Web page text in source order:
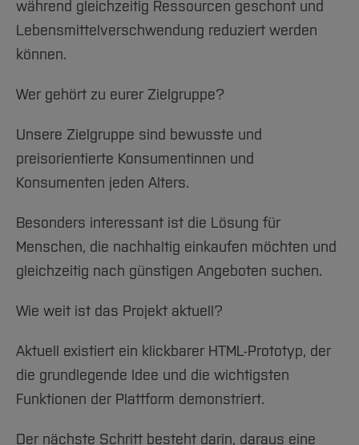
während gleichzeitig Ressourcen geschont und
Lebensmittelverschwendung reduziert werden
können.
Wer gehört zu eurer Zielgruppe?
Unsere Zielgruppe sind bewusste und
preisorientierte Konsumentinnen und
Konsumenten jeden Alters.
Besonders interessant ist die Lösung für
Menschen, die nachhaltig einkaufen möchten und
gleichzeitig nach günstigen Angeboten suchen.
Wie weit ist das Projekt aktuell?
Aktuell existiert ein klickbarer HTML-Prototyp, der
die grundlegende Idee und die wichtigsten
Funktionen der Plattform demonstriert.
Der nächste Schritt besteht darin, daraus eine